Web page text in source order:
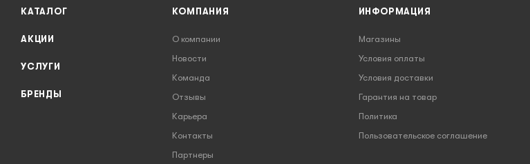
КАТАЛОГ
АКЦИИ
УСЛУГИ
БРЕНДЫ
КОМПАНИЯ
О компании
Новости
Команда
Отзывы
Карьера
Контакты
Партнеры
ИНФОРМАЦИЯ
Магазины
Условия оплаты
Условия доставки
Гарантия на товар
Политика
Пользовательское соглашение